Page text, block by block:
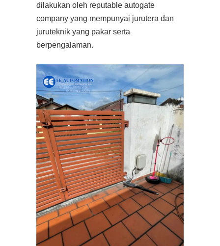
dilakukan oleh reputable autogate
company yang mempunyai jurutera dan
juruteknik yang pakar serta
berpengalaman.